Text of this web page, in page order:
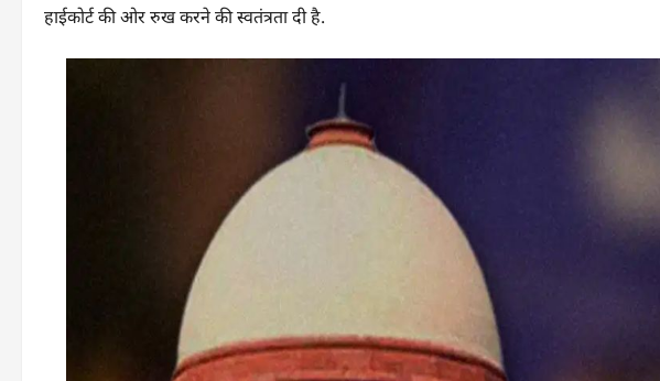
हाईकोर्ट की ओर रुख करने की स्वतंत्रता दी है.